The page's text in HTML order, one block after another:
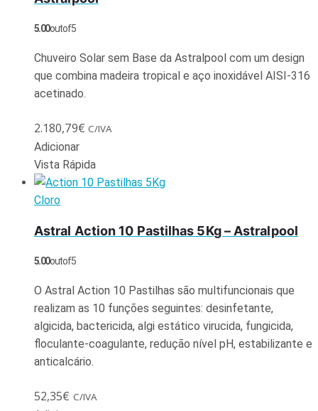
5.00out of 5
Chuveiro Solar sem Base da Astralpool com um design
que combina madeira tropical e aço inoxidável AISI-316
acetinado.
2.180,79€ C/IVA
Adicionar
Vista Rápida
Cloro
Astral Action 10 Pastilhas 5Kg – Astralpool
5.00out of 5
O Astral Action 10 Pastilhas são multifuncionais que
realizam as 10 funções seguintes: desinfetante,
algicida, bactericida, algi estático virucida, fungicida,
floculante-coagulante, redução nível pH, estabilizante e
anticalcário.
52,35€ C/IVA